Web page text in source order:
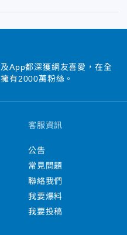
App都深獲網友喜愛，在全
有2000萬粉絲。
客服資訊
公告
常見問題
聯絡我們
我要爆料
我要投稿